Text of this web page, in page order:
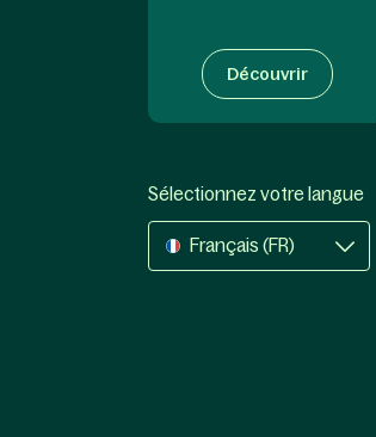
Découvrir
Sélectionnez votre langue
Français (FR)